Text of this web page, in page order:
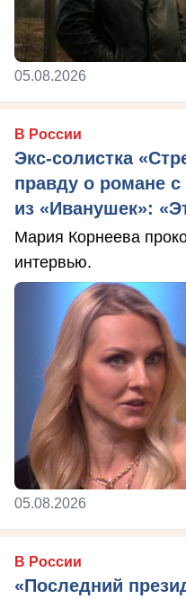
05.08.2026
В России
Экс-солистка
правду о романе
из «Иванушек»:
Мария Корнеева
интервью.
05.08.2026
В России
«Последний